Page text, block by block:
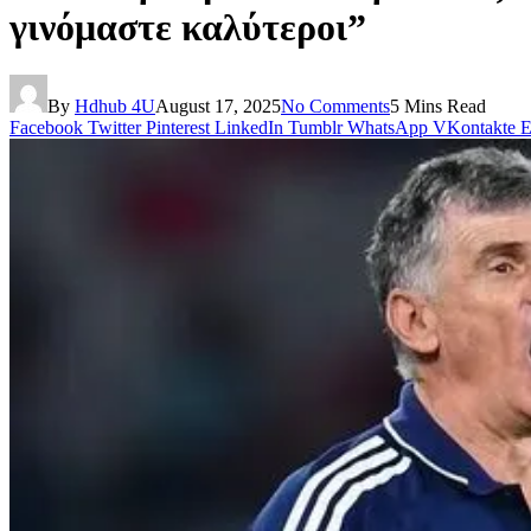
γινόμαστε καλύτεροι”
By Hdhub 4UAugust 17, 2025No Comments5 Mins Read
Facebook Twitter Pinterest LinkedIn Tumblr WhatsApp VKontakte